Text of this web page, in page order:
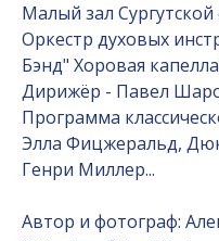
Малый зал
Оркестр духовых
Бэнд" Хоровая
Дирижёр - Павел
Программа
Элла Фицжеральд,
Генри Миллер...
Автор и фотограф: